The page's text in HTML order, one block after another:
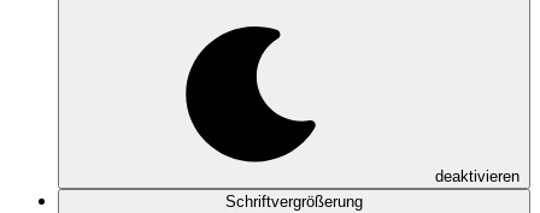
deaktivieren
Schriftvergrößerung